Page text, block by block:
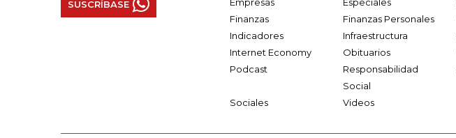
SUSCRÍBASE Empresas Especiales
Finanzas
Finanzas Personales
Indicadores
Infraestructura
Internet Economy
Obituarios
Podcast
Responsabilidad
Social
Sociales Videos